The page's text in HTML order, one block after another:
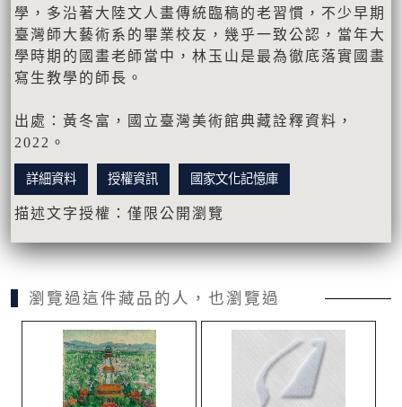
學，多沿著大陸文人畫傳統臨稿的老習慣，不少早期
臺灣師大藝術系的畢業校友，幾乎一致公認，當年大
學時期的國畫老師當中，林玉山是最為徹底落實國畫
寫生教學的師長。
出處：黃冬富，國立臺灣美術館典藏詮釋資料，
2022。
詳細資料 授權資訊 國家文化記憶庫
描述文字授權：僅限公開瀏覽
瀏覽過這件藏品的人，也瀏覽過